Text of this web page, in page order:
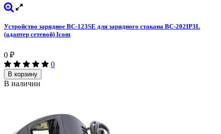
Устройство зарядное BC-123SE для зарядного стакана BC-202IP3L
(адаптер сетевой) Icom
0 ₽
0
В корзину
В наличии